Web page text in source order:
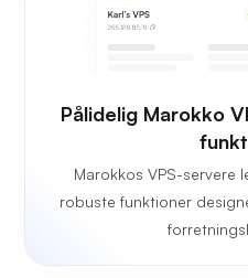
Pålidelig Marokko
Marokkos VPS-servere
robuste funktioner